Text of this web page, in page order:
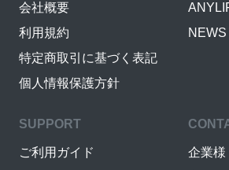
会社概要
利用規約
特定商取引に基づく表記
個人情報保護方針
NEWS
SUPPORT
ご利用ガイド
企業様